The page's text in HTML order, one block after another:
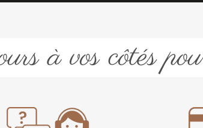
à vos côtés